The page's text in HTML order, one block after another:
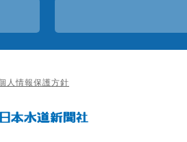
人情報保護方針